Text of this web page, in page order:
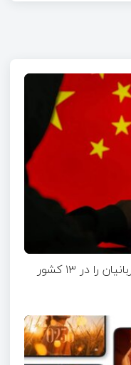
جاسوس‌افزار چینی «لایت‌اسپای»، قربانیان را در ۱۳ کشور